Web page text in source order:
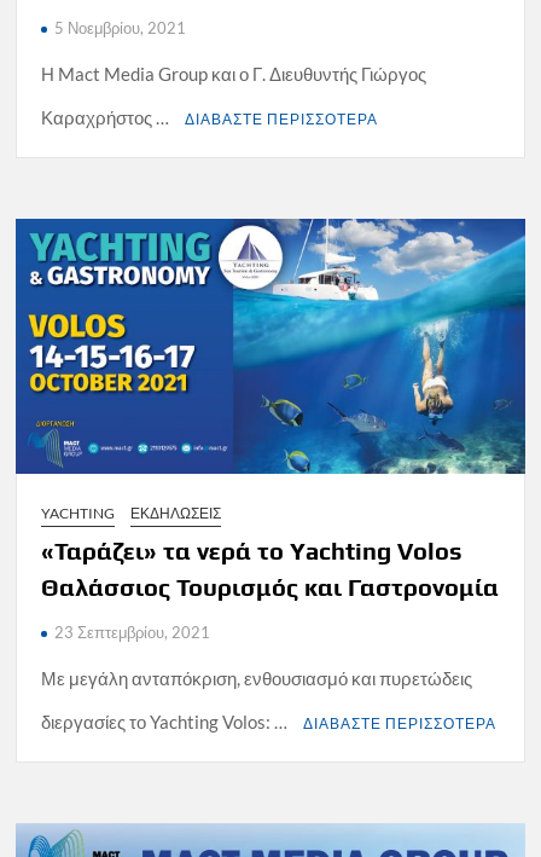
5 Νοεμβρίου, 2021
Η Mact Media Group και ο Γ. Διευθυντής Γιώργος
Καραχρήστος …
ΔΙΑΒΑΣΤΕ ΠΕΡΙΣΣΟΤΕΡΑ
YACHTING ΕΚΔΗΛΩΣΕΙΣ
«Ταράζει» τα νερά το Yachting Volos
Θαλάσσιος Τουρισμός και Γαστρονομία
23 Σεπτεμβρίου, 2021
Με μεγάλη ανταπόκριση, ενθουσιασμό και πυρετώδεις
διεργασίες το Yachting Volos: …
ΔΙΑΒΑΣΤΕ ΠΕΡΙΣΣΟΤΕΡΑ